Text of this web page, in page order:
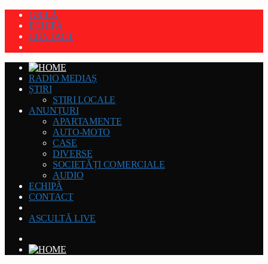
GRILĂ
ECHIPĂ
CONTACT
RADIO MEDIAȘ
ȘTIRI
STIRI LOCALE
ANUNȚURI
APARTAMENTE
AUTO-MOTO
CASE
DIVERSE
SOCIETĂȚI COMERCIALE
AUDIO
ECHIPĂ
CONTACT
ASCULTĂ LIVE